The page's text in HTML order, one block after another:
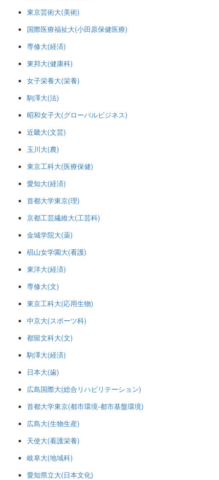
東京芸術大(美術)
国際医療福祉大(小田原保健医療)
専修大(経済)
東邦大(健康科)
女子栄養大(栄養)
駒澤大(法)
昭和女子大(グローバルビジネス)
近畿大(文芸)
玉川大(農)
東京工科大(医療保健)
愛知大(経済)
首都大学東京(理)
京都工芸繊維大(工芸科)
金城学院大(薬)
椙山女学園大(看護)
東洋大(経済)
専修大(文)
東京工科大(応用生物)
中京大(スポーツ科)
都留文科大(文)
駒澤大(経済)
日本大(歯)
広島国際大(総合リハビリテーション)
首都大学東京(都市環境-都市基盤環境)
広島大(生物生産)
天使大(看護栄養)
岐阜大(地域科)
愛知県立大(日本文化)